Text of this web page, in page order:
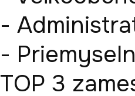
-
-
TOP 3